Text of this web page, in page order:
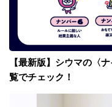
【最新版】シウマの〈
覧でチェック！